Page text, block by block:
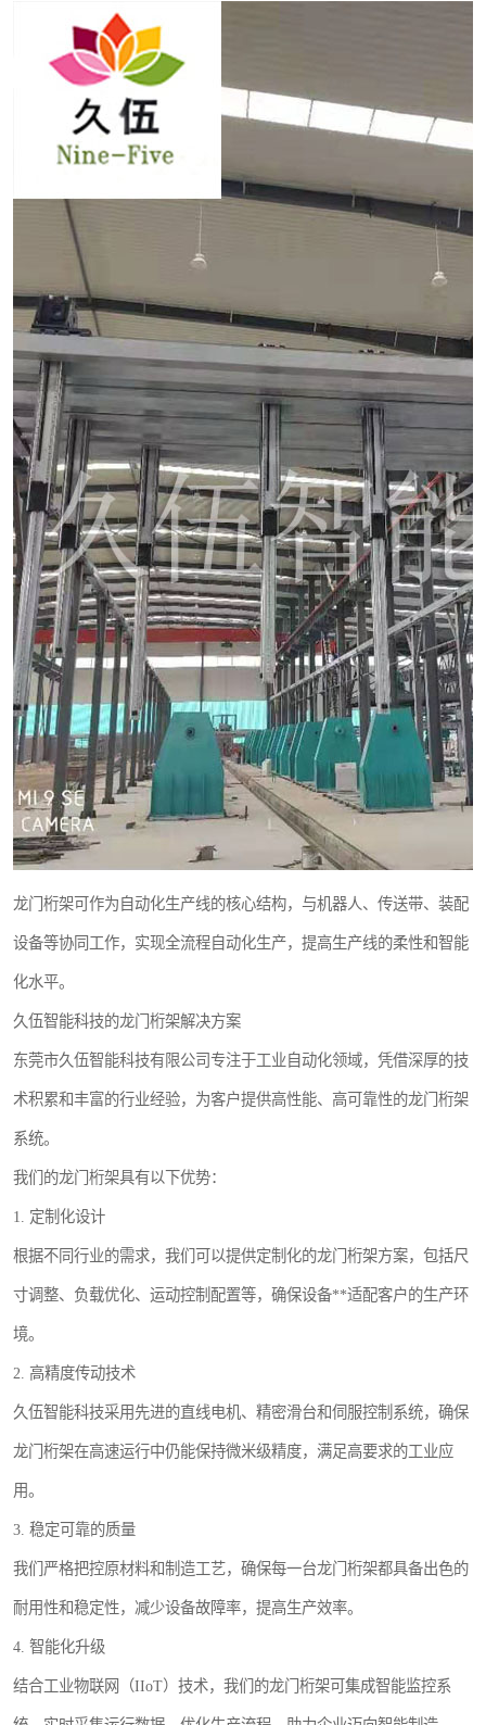
龙门桁架可作为自动化生产线的核心结构，与机器人、传送带、装配
设备等协同工作，实现全流程自动化生产，提高生产线的柔性和智能
化水平。
久伍智能科技的龙门桁架解决方案
东莞市久伍智能科技有限公司专注于工业自动化领域，凭借深厚的技
术积累和丰富的行业经验，为客户提供高性能、高可靠性的龙门桁架
系统。
我们的龙门桁架具有以下优势：
1. 定制化设计
根据不同行业的需求，我们可以提供定制化的龙门桁架方案，包括尺
寸调整、负载优化、运动控制配置等，确保设备**适配客户的生产环
境。
2. 高精度传动技术
久伍智能科技采用先进的直线电机、精密滑台和伺服控制系统，确保
龙门桁架在高速运行中仍能保持微米级精度，满足高要求的工业应
用。
3. 稳定可靠的质量
我们严格把控原材料和制造工艺，确保每一台龙门桁架都具备出色的
耐用性和稳定性，减少设备故障率，提高生产效率。
4. 智能化升级
结合工业物联网（IIoT）技术，我们的龙门桁架可集成智能监控系